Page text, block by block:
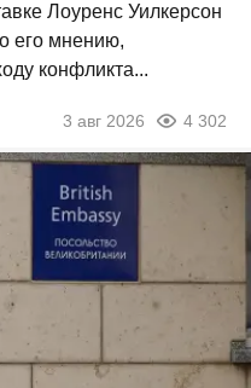
Лоуренс Уилкерсон
его мнению,
конфликта...
3 авг 2026 4 302